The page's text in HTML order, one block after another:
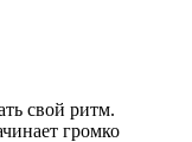
свой ритм.
громко